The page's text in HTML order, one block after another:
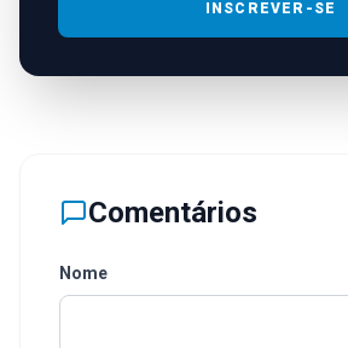
INSCREVER-SE
Comentários
Nome